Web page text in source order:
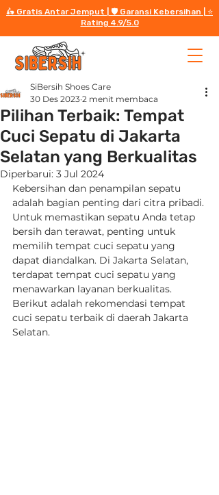
🛵 Gratis Antar Jemput | 🛡️ Garansi Kebersihan | ⭐️
Rating 4.9/5.0
Pilihan Terbaik: Tempat
Cuci Sepatu di Jakarta
Selatan yang Berkualitas
SiBersih Shoes Care
30 Des 2023 2 menit membaca
Diperbarui: 3 Jul 2024
Kebersihan dan penampilan sepatu
adalah bagian penting dari citra pribadi.
Untuk memastikan sepatu Anda tetap
bersih dan terawat, penting untuk
memilih tempat cuci sepatu yang
dapat diandalkan. Di Jakarta Selatan,
terdapat tempat cuci sepatu yang
menawarkan layanan berkualitas.
Berikut adalah rekomendasi tempat
cuci sepatu terbaik di daerah Jakarta
Selatan.